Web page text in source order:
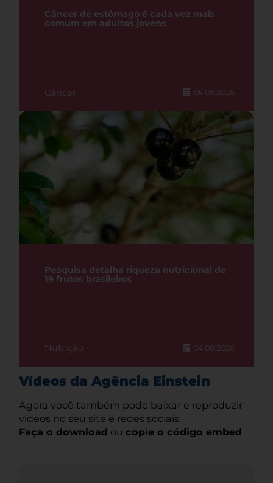
Câncer de estômago é cada vez mais
comum em adultos jovens
Câncer 05.08.2026
Pesquisa detalha riqueza nutricional de
19 frutos brasileiros
Nutrição 04.08.2026
Vídeos da Agência Einstein
Agora você também pode baixar e reproduzir
vídeos no seu site e redes sociais.
Faça o download ou copie o código embed